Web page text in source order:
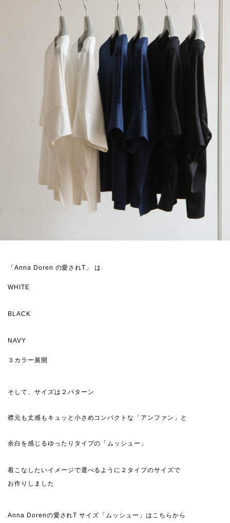
「Anna Doren の愛されT」 は
WHITE
BLACK
NAVY
３カラー展開
そして、サイズは２パターン
襟元も丈感もキュッと小さめコンパクトな「アンファン」と
余白を感じるゆったりタイプの「ムッシュー」
着こなしたいイメージで選べるように２タイプのサイズで
お作りしました
Anna Dorenの愛されT サイズ「ムッシュー」はこちらから